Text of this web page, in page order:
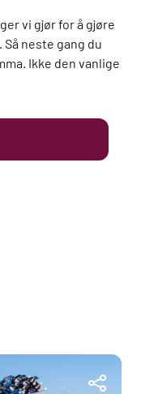
vi gjør for å gjøre
neste gang du
Ikke den vanlige